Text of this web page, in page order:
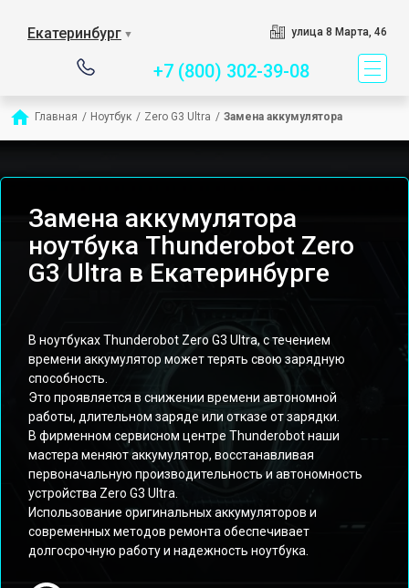
Екатеринбург ▼ улица 8 Марта, 46
+7 (800) 302-39-08
Главная / Ноутбук / Zero G3 Ultra / Замена аккумулятора
Замена аккумулятора
ноутбука Thunderobot Zero
G3 Ultra в Екатеринбурге
В ноутбуках Thunderobot Zero G3 Ultra, с течением
времени аккумулятор может терять свою зарядную
способность.
Это проявляется в снижении времени автономной
работы, длительном заряде или отказе от зарядки.
В фирменном сервисном центре Thunderobot наши
мастера меняют аккумулятор, восстанавливая
первоначальную производительность и автономность
устройства Zero G3 Ultra.
Использование оригинальных аккумуляторов и
современных методов ремонта обеспечивает
долгосрочную работу и надежность ноутбука.